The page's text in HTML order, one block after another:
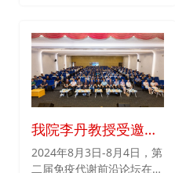
我院李丹教授受邀出
席第二届免疫代谢前
2024年8月3日-8月4日，第
二届免疫代谢前沿论坛在苏